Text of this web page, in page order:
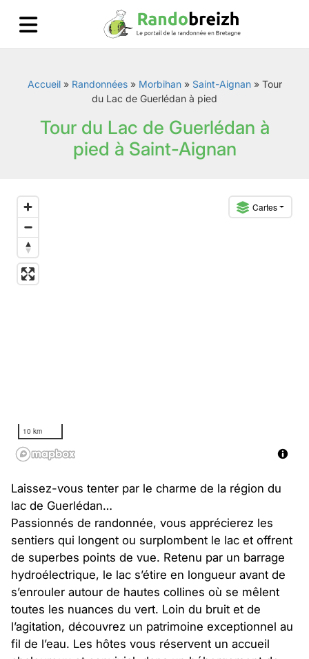
Accueil» Randonnées» Morbihan» Saint-Aignan» Tour
du Lac de Guerlédan à pied
Tour du Lac de Guerlédan à
pied à Saint-Aignan
Cartes
10 km
Laissez-vous tenter par le charme de la région du
lac de Guerlédan…
Passionnés de randonnée, vous apprécierez les
sentiers qui longent ou surplombent le lac et offrent
de superbes points de vue. Retenu par un barrage
hydroélectrique, le lac s’étire en longueur avant de
s’enrouler autour de hautes collines où se mêlent
toutes les nuances du vert. Loin du bruit et de
l’agitation, découvrez un patrimoine exceptionnel au
fil de l’eau. Les hôtes vous réservent un accueil